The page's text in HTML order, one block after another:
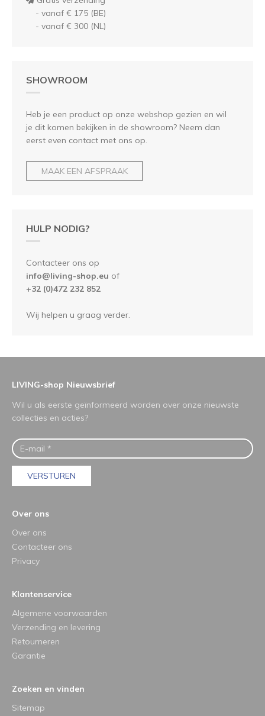
- vanaf € 175 (BE)
- vanaf € 300 (NL)
SHOWROOM
Heb je een product op onze webshop gezien en wil
je dit komen bekijken in de showroom? Neem dan
eerst even contact met ons op.
MAAK EEN AFSPRAAK
HULP NODIG?
Contacteer ons op
info@living-shop.eu of
+32 (0)472 232 852
Wij helpen u graag verder.
LIVING-shop Nieuwsbrief
Wil u als eerste geïnformeerd worden over onze nieuwste
collecties en acties?
VERSTUREN
Over ons
Over ons
Contacteer ons
Privacy
Klantenservice
Algemene voorwaarden
Verzending en levering
Retourneren
Garantie
Zoeken en vinden
Sitemap